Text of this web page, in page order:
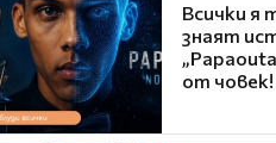
Всички я
знаят
от човек!